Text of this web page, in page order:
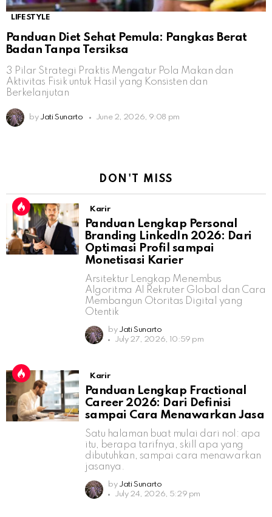
LIFESTYLE
Panduan Diet Sehat Pemula: Pangkas Berat
Badan Tanpa Tersiksa
3 Pilar Strategi Praktis Mengatur Pola Makan dan
Aktivitas Fisik untuk Hasil yang Konsisten dan
Berkelanjutan
by Jati Sunarto June 2, 2026, 9:08 pm
DON'T MISS
Karir
Panduan Lengkap Personal
Branding LinkedIn 2026: Dari
Optimasi Profil sampai
Monetisasi Karier
Arsitektur Lengkap Menembus
Algoritma AI Rekruter Global dan Cara
Membangun Otoritas Digital yang
Otentik
by Jati Sunarto
July 27, 2026, 10:59 pm
Karir
Panduan Lengkap Fractional
Career 2026: Dari Definisi
sampai Cara Menawarkan Jasa
Satu halaman buat mulai dari nol: apa
itu, berapa tarifnya, skill apa yang
dibutuhkan, sampai cara menawarkan
jasanya.
by Jati Sunarto
July 24, 2026, 5:29 pm